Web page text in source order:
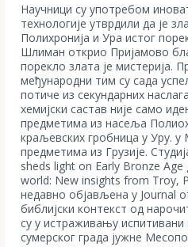
Научници су употребом
технологије утврдили да је
Полихронија и Ура истог
Шлиман открио Пријамово
порекло злата је мистерија.
међународни тим су сада
потиче из секундарних
хемијски састав није само
предметима из насеља
краљевских гробница у Уру. у
предметима из Грузије.
sheds light on Early Bronze
world: New insights from Troy,
недавно објављена у Journal
библијски контекст од
су у истраживању
сумерског града јужне